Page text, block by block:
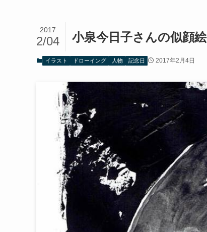
小泉今日子さんの似顔
2017
2/04
イラスト ドローイング 人物 記念日 2017年2月4日